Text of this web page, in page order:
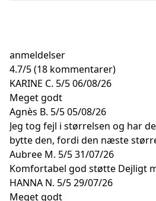
anmeldelser
4.7/5(18 kommentarer)
KARINE C. 5/506/08/26
Meget godt
Agnès B. 5/505/08/26
Jeg tog fejl i størrelsen og har
bytte den, fordi den næste
Aubree M. 5/531/07/26
Komfortabel god støtte Dejligt
HANNA N. 5/529/07/26
Meget godt